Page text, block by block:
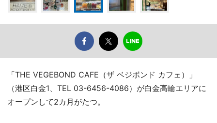
「THE VEGEBOND CAFE（ザ ベジボンド カフェ）」
（港区白金1、TEL 03-6456-4086）が白金高輪エリアに
オープンして2カ月がたつ。